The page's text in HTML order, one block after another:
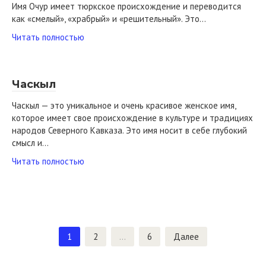
Имя Очур имеет тюркское происхождение и переводится
как «смелый», «храбрый» и «решительный». Это…
Читать полностью
Часкыл
Часкыл — это уникальное и очень красивое женское имя,
которое имеет свое происхождение в культуре и традициях
народов Северного Кавказа. Это имя носит в себе глубокий
смысл и…
Читать полностью
1 2 … 6 Далее